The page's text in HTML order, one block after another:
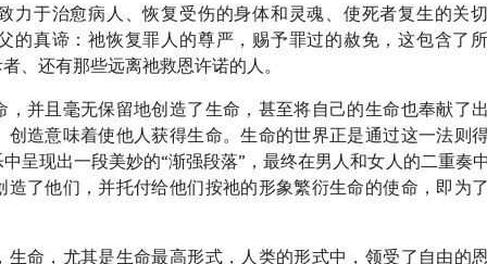
力于治愈病人、恢复受伤的身体和灵魂、使死者复生的关
的真谛：祂恢复罪人的尊严，赐予罪过的赦免，这包含了
、还有那些远离祂救恩许诺的人。
并且毫无保留地创造了生命，甚至将自己的生命也奉献了
造意味着使他人获得生命。生命的世界正是通过这一法则
呈现出一段美妙的“渐强段落”，最终在男人和女人的二重奏
了他们，并托付给他们按祂的形象繁衍生命的使命，即为
命，尤其是生命最高形式，人类的形式中，领受了自由的